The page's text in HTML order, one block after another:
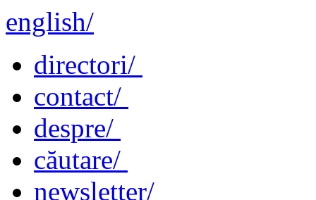
english/
directori/
contact/
despre/
căutare/
newsletter/